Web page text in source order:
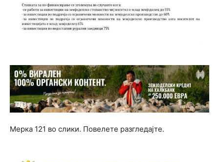
Мерка 121 во слики. Повелете разгледајте.